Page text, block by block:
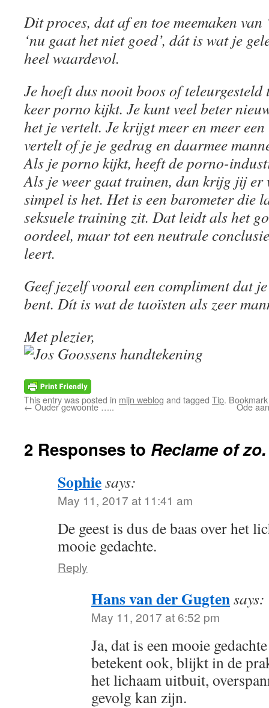
Dit proces, dat af en toe meemaken van
‘nu gaat het niet goed’, dát is wat je
heel waardevol.
Je hoeft dus nooit boos of teleurgesteld
keer porno kijkt. Je kunt veel beter
het je vertelt. Je krijgt meer en meer
vertelt of je je gedrag en daarmee
Als je porno kijkt, heeft de porno-
Als je weer gaat trainen, dan krijg jij er
simpel is het. Het is een barometer die
seksuele training zit. Dat leidt als het
oordeel, maar tot een neutrale
leert.
Geef jezelf vooral een compliment dat
bent. Dít is wat de taoïsten als zeer
Met plezier,
This entry was posted in mijn weblog and tagged Tip.
←Ouder gewoonte ….. Ode
2 Responses to Reclame of zo.
Sophiesays:
May 11, 2017 at 11:41 am
De geest is dus de baas over het
mooie gedachte.
Reply
Hans van der Gugtensays:
May 11, 2017 at 6:52 pm
Ja, dat is een mooie
betekent ook, blijkt in de
het lichaam uitbuit,
gevolg kan zijn.